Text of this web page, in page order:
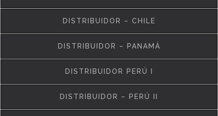
DISTRIBUIDOR – CHILE
DISTRIBUIDOR – PANAMÁ
DISTRIBUIDOR PERÚ I
DISTRIBUIDOR – PERÚ II